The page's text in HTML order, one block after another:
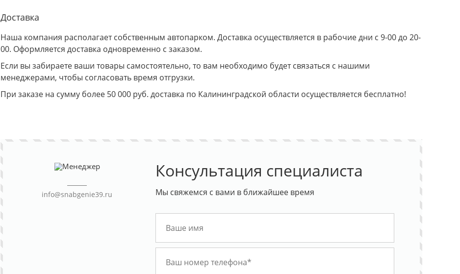
Доставка
Наша компания располагает собственным автопарком. Доставка осуществляется в рабочие дни с 9-00 до 20-
00. Оформляется доставка одновременно с заказом.
Если вы забираете ваши товары самостоятельно, то вам необходимо будет связаться с нашими
менеджерами, чтобы согласовать время отгрузки.
При заказе на сумму более 50 000 руб. доставка по Калининградской области осуществляется бесплатно!
info@snabgenie39.ru
Консультация специалиста
Мы свяжемся с вами в ближайшее время